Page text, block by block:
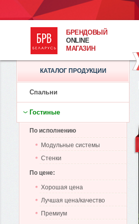
БРЕНДОВЫЙ
ONLINE
МАГАЗИН
КАТАЛОГ ПРОДУКЦИИ
Спальни
Гостиные
По исполнению
Модульные системы
Стенки
По цене:
Хорошая цена
Лучшая цена/качество
Премиум